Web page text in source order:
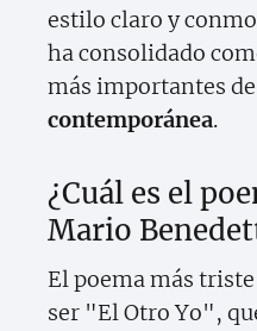
estilo claro y
ha consolidado
más importantes
contemporánea.
¿Cuál es el
Mario
El poema más
ser "El Otro Yo",